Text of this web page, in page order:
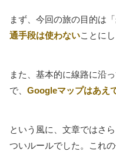
まず、今回の旅の目的は
通手段は使わないことにし
また、基本的に線路に沿
で、 Googleマップはあえ
という風に、文章ではさ
ついルールでした。これ